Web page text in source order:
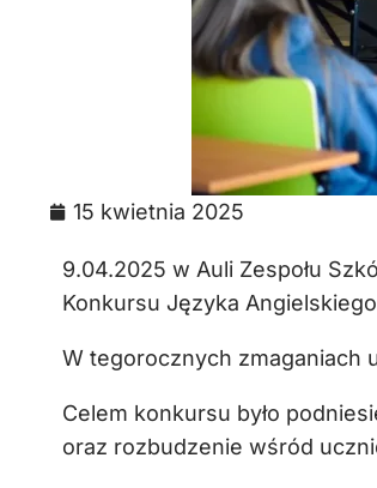
15 kwietnia 2025
9.04.2025 w Auli Zespołu
Konkursu Języka
W tegorocznych zmaganiach
Celem konkursu było
oraz rozbudzenie wśród